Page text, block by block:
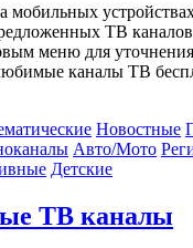
мобильных
ТВ
меню для
каналы ТВ
Новостные
Авто/Мото
Детские
ТВ каналы